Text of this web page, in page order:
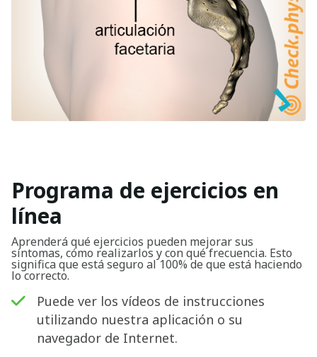
Programa de ejercicios en
línea
Aprenderá qué ejercicios pueden mejorar sus
síntomas, cómo realizarlos y con qué frecuencia. Esto
significa que está seguro al 100% de que está haciendo
lo correcto.
Puede ver los vídeos de instrucciones
utilizando nuestra aplicación o su
navegador de Internet.